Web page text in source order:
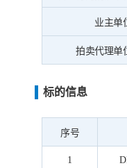
业主单
拍卖代理单
标的信息
序号
1